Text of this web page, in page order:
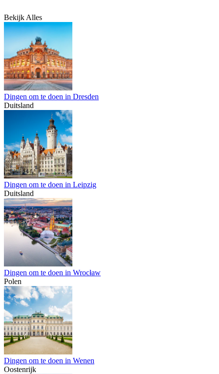
Bekijk Alles
Dingen om te doen in Dresden
Duitsland
Dingen om te doen in Leipzig
Duitsland
Dingen om te doen in Wrocław
Polen
Dingen om te doen in Wenen
Oostenrijk